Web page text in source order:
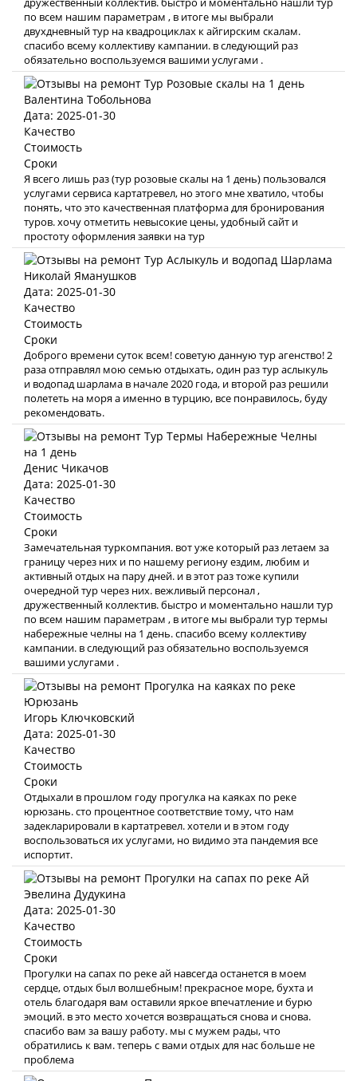
по всем нашим параметрам , в итоге мы выбрали
двухдневный тур на квадроциклах к айгирским скалам.
спасибо всему коллективу кампании. в следующий раз
обязательно воспользуемся вашими услугами .
Валентина Тобольнова
Дата: 2025-01-30
Качество
Стоимость
Сроки
Я всего лишь раз (тур розовые скалы на 1 день) пользовался
услугами сервиса картатревел, но этого мне хватило, чтобы
понять, что это качественная платформа для бронирования
туров. хочу отметить невысокие цены, удобный сайт и
простоту оформления заявки на тур
Николай Яманушков
Дата: 2025-01-30
Качество
Стоимость
Сроки
Доброго времени суток всем! советую данную тур агенство! 2
раза отправлял мою семью отдыхать, один раз тур аслыкуль
и водопад шарлама в начале 2020 года, и второй раз решили
полететь на моря а именно в турцию, все понравилось, буду
рекомендовать.
Денис Чикачов
Дата: 2025-01-30
Качество
Стоимость
Сроки
Замечательная туркомпания. вот уже который раз летаем за
границу через них и по нашему региону ездим, любим и
активный отдых на пару дней. и в этот раз тоже купили
очередной тур через них. вежливый персонал ,
дружественный коллектив. быстро и моментально нашли тур
по всем нашим параметрам , в итоге мы выбрали тур термы
набережные челны на 1 день. спасибо всему коллективу
кампании. в следующий раз обязательно воспользуемся
вашими услугами .
Игорь Ключковский
Дата: 2025-01-30
Качество
Стоимость
Сроки
Отдыхали в прошлом году прогулка на каяках по реке
юрюзань. сто процентное соответствие тому, что нам
задекларировали в картатревел. хотели и в этом году
воспользоваться их услугами, но видимо эта пандемия все
испортит.
Эвелина Дудукина
Дата: 2025-01-30
Качество
Стоимость
Сроки
Прогулки на сапах по реке ай навсегда останется в моем
сердце, отдых был волшебным! прекрасное море, бухта и
отель благодаря вам оставили яркое впечатление и бурю
эмоций. в это место хочется возвращаться снова и снова.
спасибо вам за вашу работу. мы с мужем рады, что
обратились к вам. теперь с вами отдых для нас больше не
проблема